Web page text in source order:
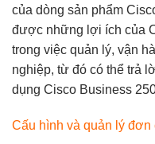
của dòng sản phẩm
được những lợi ích của
trong việc quản lý, vận
nghiệp, từ đó có thể trả
dụng Cisco Business
Cấu hình và quản lý đơn